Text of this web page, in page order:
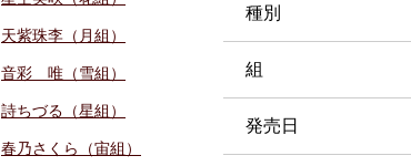
種別
組
発売日
天紫珠李（月組）
音彩 唯（雪組）
詩ちづる（星組）
春乃さくら（宙組）